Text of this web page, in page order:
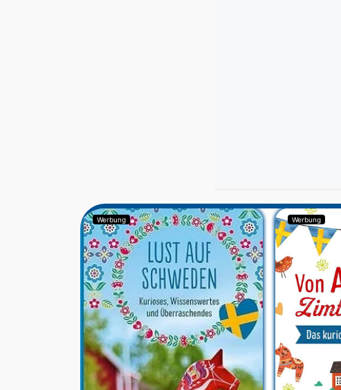
Werbung Werbung